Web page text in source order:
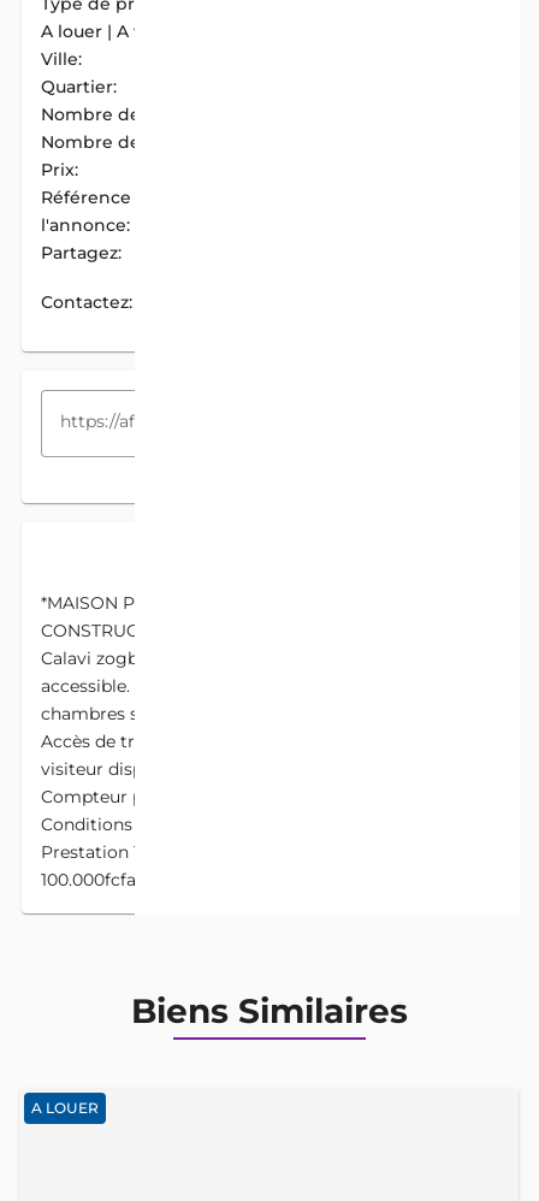
A louer | A vendre:
Ville:
Quartier:
Nombre de chambres:
Nombre de douches:
Prix:
Référence de
l'annonce:
Partagez:
Contactez:
*MAISON PERSONNELLE NOUVELLE
CONSTRUCTION À CALAVI ZOGBADJÈ* À louer à
Calavi zogbadjè au bord de la voie 40 et très
accessible. Une superbe maison personnelle de deux
chambres sanitaires staffées partout et Climatisée.
Accès de trois véhicules Deux douches Une toilettes
visiteur disponible Maison très bien sécurisée
Compteur personnel à carte *Loyer 250.000fcfa*
Conditions Avance 3 mois Prépayée 3 mois
Prestation 1 mois Caution peinture 1 Caution EE
100.000fcfa Visite 5.000fcfa
Biens Similaires
A LOUER